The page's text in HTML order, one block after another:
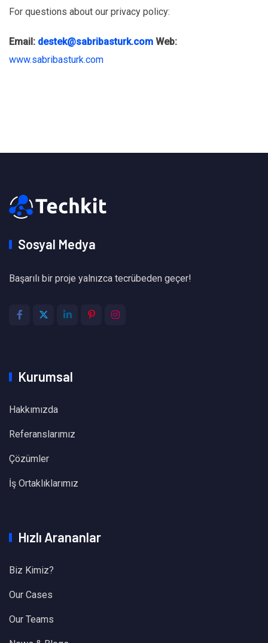
For questions about our privacy policy:
Email: destek@sabribasturk.com Web:
www.sabribasturk.com
Sosyal Medya
Başarılı bir proje yalnızca tecrübeden geçer!
Kurumsal
Hakkımızda
Referanslarımız
Çözümler
İş Ortaklıklarımız
Hızlı Arananlar
Biz Kimiz?
Our Cases
Our Teams